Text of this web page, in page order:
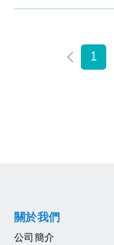
1
關於我們
公司簡介